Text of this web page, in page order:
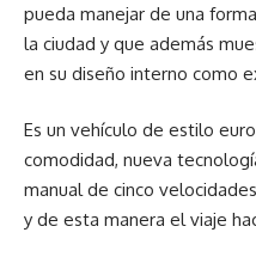
pueda manejar de una
la ciudad y que además
en su diseño interno como
Es un vehículo de estilo
comodidad, nueva
manual de cinco
y de esta manera el viaje